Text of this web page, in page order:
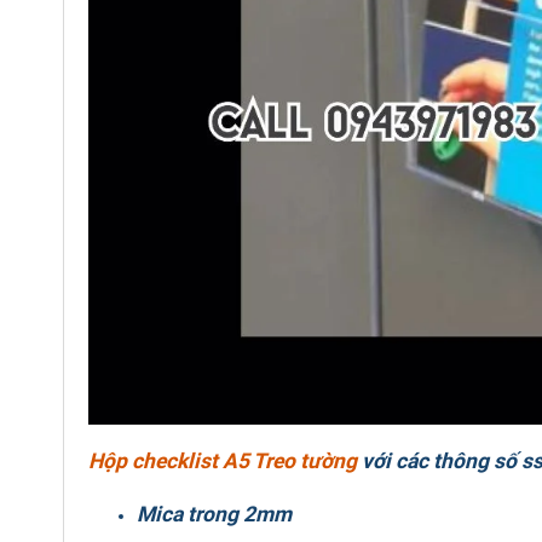
Hộp checklist A5 Treo tườngvới các thông số
Mica trong 2mm